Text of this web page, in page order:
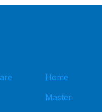
Home
Master